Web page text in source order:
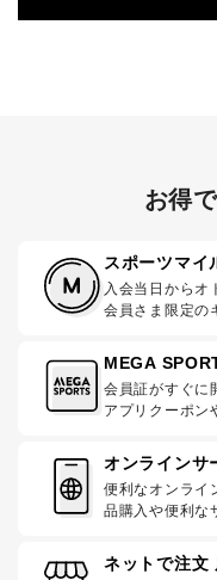
お得
スポーツマイ
入会当日からオ
会員さま限定の
MEGA
会員証がすぐに
アプリクーポン
オンラインサ
便利なオンライ
品購入や便利な
ネットで注文